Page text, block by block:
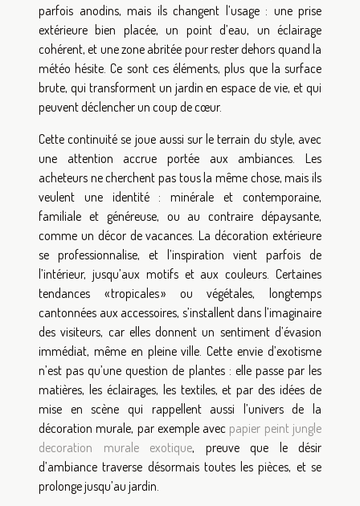
parfois anodins, mais ils changent l’usage : une prise
extérieure bien placée, un point d’eau, un éclairage
cohérent, et une zone abritée pour rester dehors quand la
météo hésite. Ce sont ces éléments, plus que la surface
brute, qui transforment un jardin en espace de vie, et qui
peuvent déclencher un coup de cœur.
Cette continuité se joue aussi sur le terrain du style, avec
une attention accrue portée aux ambiances. Les
acheteurs ne cherchent pas tous la même chose, mais ils
veulent une identité : minérale et contemporaine,
familiale et généreuse, ou au contraire dépaysante,
comme un décor de vacances. La décoration extérieure
se professionnalise, et l’inspiration vient parfois de
l’intérieur, jusqu’aux motifs et aux couleurs. Certaines
tendances « tropicales » ou végétales, longtemps
cantonnées aux accessoires, s’installent dans l’imaginaire
des visiteurs, car elles donnent un sentiment d’évasion
immédiat, même en pleine ville. Cette envie d’exotisme
n’est pas qu’une question de plantes : elle passe par les
matières, les éclairages, les textiles, et par des idées de
mise en scène qui rappellent aussi l’univers de la
décoration murale, par exemple avec papier peint jungle
decoration murale exotique, preuve que le désir
d’ambiance traverse désormais toutes les pièces, et se
prolonge jusqu’au jardin.